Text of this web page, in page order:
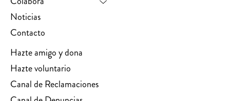
Noticias
Contacto
Hazte amigo y dona
Hazte voluntario
Canal de Reclamaciones